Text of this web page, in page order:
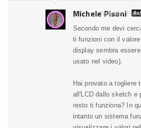
Michele Pisani
Thursday,
Secondo me devi
ti funzioni con il
display sembra
usato nel video).
Hai provato a togliere
all'LCD dallo sketch e
resto ti funziona? In
intanto un sistema